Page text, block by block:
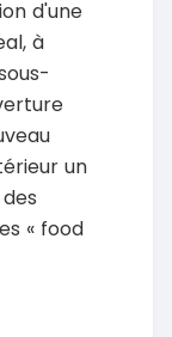
d'une
à
un
« food